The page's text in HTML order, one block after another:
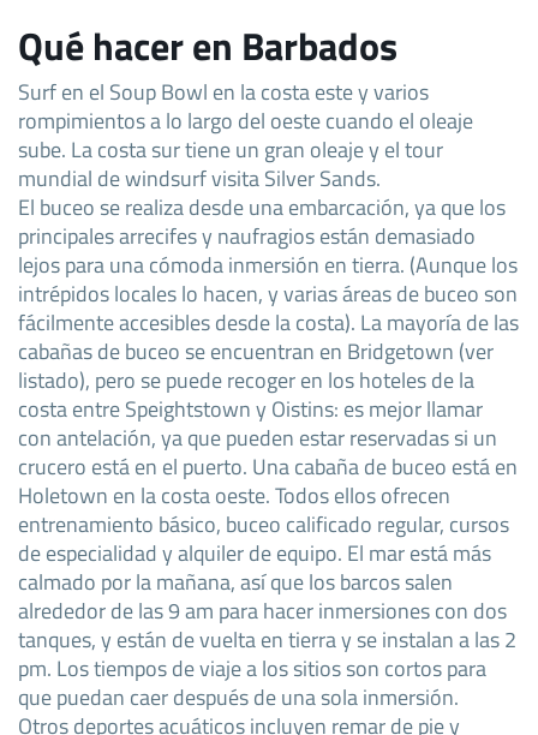
Qué hacer en Barbados
Surf en el Soup Bowl en la costa este y varios
rompimientos a lo largo del oeste cuando el oleaje
sube. La costa sur tiene un gran oleaje y el tour
mundial de windsurf visita Silver Sands.
El buceo se realiza desde una embarcación, ya que los
principales arrecifes y naufragios están demasiado
lejos para una cómoda inmersión en tierra. (Aunque los
intrépidos locales lo hacen, y varias áreas de buceo son
fácilmente accesibles desde la costa). La mayoría de las
cabañas de buceo se encuentran en Bridgetown (ver
listado), pero se puede recoger en los hoteles de la
costa entre Speightstown y Oistins: es mejor llamar
con antelación, ya que pueden estar reservadas si un
crucero está en el puerto. Una cabaña de buceo está en
Holetown en la costa oeste. Todos ellos ofrecen
entrenamiento básico, buceo calificado regular, cursos
de especialidad y alquiler de equipo. El mar está más
calmado por la mañana, así que los barcos salen
alrededor de las 9 am para hacer inmersiones con dos
tanques, y están de vuelta en tierra y se instalan a las 2
pm. Los tiempos de viaje a los sitios son cortos para
que puedan caer después de una sola inmersión.
Otros deportes acuáticos incluyen remar de pie y